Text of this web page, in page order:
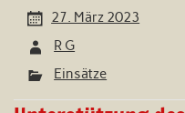
27. März 2023
R G
Einsätze